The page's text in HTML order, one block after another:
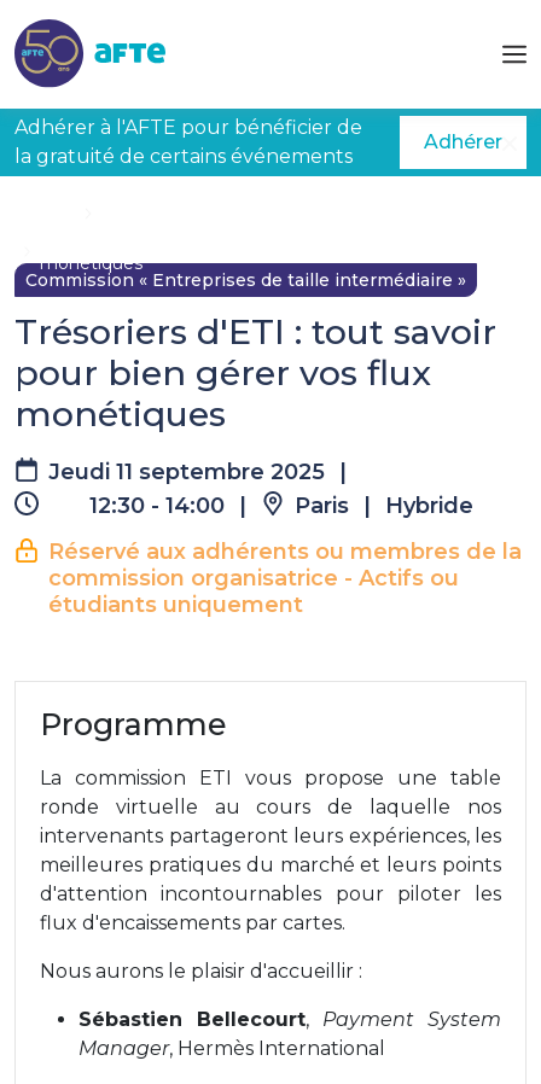
Adhérer à l'AFTE pour bénéficier de
la gratuité de certains événements
Adhérer
monétiques
Commission « Entreprises de taille intermédiaire »
Trésoriers d'ETI : tout savoir
pour bien gérer vos flux
monétiques
Jeudi 11 septembre 2025
12:30 - 14:00
Paris
Hybride
Réservé aux adhérents ou membres de la
commission organisatrice - Actifs ou
étudiants uniquement
Programme
La commission ETI vous propose une table
ronde virtuelle au cours de laquelle nos
intervenants partageront leurs expériences, les
meilleures pratiques du marché et leurs points
d'attention incontournables pour piloter les
flux d'encaissements par cartes.
Nous aurons le plaisir d'accueillir :
Sébastien Bellecourt, Payment System
Manager, Hermès International